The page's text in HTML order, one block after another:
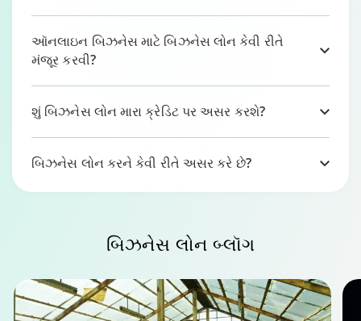
ઑનલાઇન બિઝનેસ માટે બિઝનેસ લોન કેવી રીતે
મંજૂર કરવી?
શું બિઝનેસ લોન મારા ક્રેડિટ પર અસર કરશે?
બિઝનેસ લોન કરને કેવી રીતે અસર કરે છે?
બિઝનેસ લોન બ્લૉગ